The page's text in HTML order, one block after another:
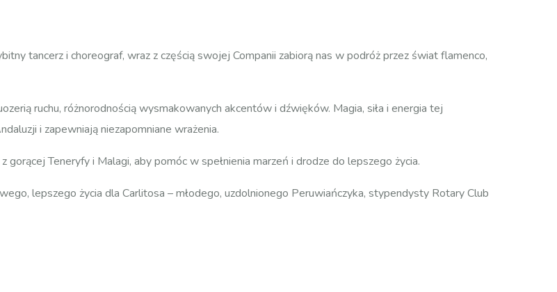
tancerz i choreograf, wraz z częścią swojej Companii zabiorą nas w podróż przez świat flamenco,
ruchu, różnorodnością wysmakowanych akcentów i dźwięków. Magia, siła i energia tej
i zapewniają niezapomniane wrażenia.
Teneryfy i Malagi, aby pomóc w spełnienia marzeń i drodze do lepszego życia.
lepszego życia dla Carlitosa – młodego, uzdolnionego Peruwiańczyka, stypendysty Rotary Club